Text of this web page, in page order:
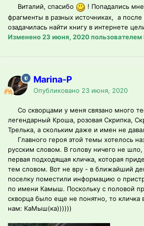
Виталий, спасибо
! Попадались
фрагменты в разных источниках, а
озадачилась найти книгу в интернете
Изменено23 июня, 2020пользователем
Marina-P
Опубликовано 23 июня, 2020
Со скворцами у меня связано много
легендарный Кроша, розовая Скрипка,
Трелька, а скольким даже и имен не
Главного героя этой темы хотелось
русским словом. В голову ничего не
первая подходящая кличка, которая
тем словом. Вот не вру - в ближайший
поселку поместили информацию о
по имени Камыш. Поскольку с половой
скворца было еще не понятно, то кличка
нам: КаМыш(ка))))))